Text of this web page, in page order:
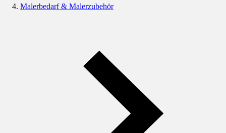
Malerbedarf & Malerzubehör